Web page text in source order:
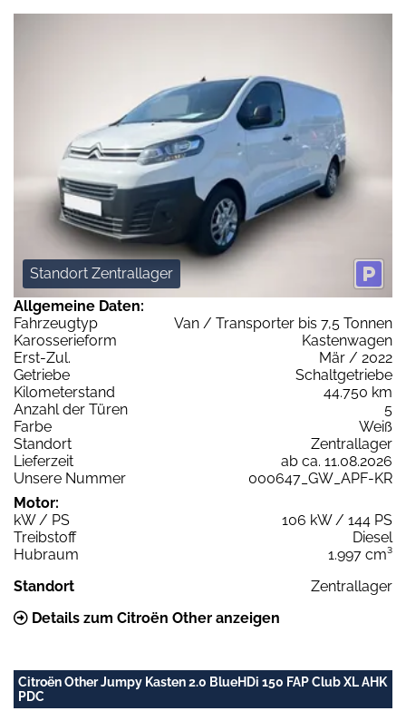
Standort Zentrallager
Allgemeine Daten:
Fahrzeugtyp
Van / Transporter bis 7,5 Tonnen
Karosserieform
Kastenwagen
Erst-Zul.
Mär / 2022
Getriebe
Schaltgetriebe
Kilometerstand
44.750 km
Anzahl der Türen
5
Farbe
Weiß
Standort
Zentrallager
Lieferzeit
ab ca. 11.08.2026
Unsere Nummer
000647_GW_APF-KR
Motor:
kW / PS
106 kW / 144 PS
Treibstoff
Diesel
Hubraum
1.997 cm³
Standort
Zentrallager
Details zum Citroën Other anzeigen
Citroën Other Jumpy Kasten 2.0 BlueHDi 150 FAP Club XL AHK
PDC